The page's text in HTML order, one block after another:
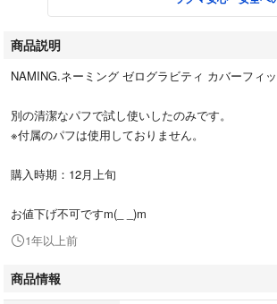
商品説明
NAMING.ネーミング ゼログラビティ カバーフィ
別の清潔なパフで試し使いしたのみです。
※付属のパフは使用しておりません。
購入時期：12月上旬
お値下げ不可ですm(_ _)m
1年以上前
商品情報